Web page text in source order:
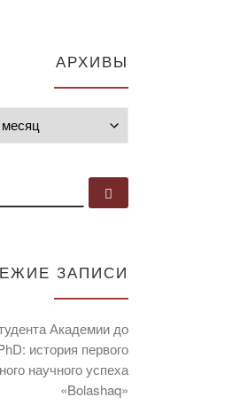
АРХИВЫ
ПОИСК
ЗАПИСИ
Академии до
история первого
научного успеха
«Bolashaq»